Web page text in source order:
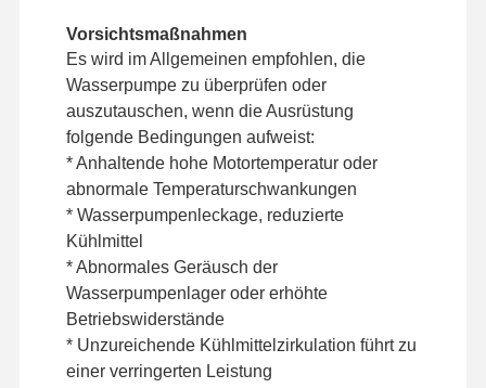
Fälle
Perkins Engine
Yanmar-Motor
Kubota-Motor
Isuzu-Motor
Cummins Motor
Vorsichtsmaßnahmen
Es wird im Allgemeinen empfohlen, die
Wasserpumpe zu überprüfen oder
auszutauschen, wenn die Ausrüstung
folgende Bedingungen aufweist:
* Anhaltende hohe Motortemperatur oder
abnormale Temperaturschwankungen
* Wasserpumpenleckage, reduzierte
Kühlmittel
* Abnormales Geräusch der
Wasserpumpenlager oder erhöhte
Betriebswiderstände
* Unzureichende Kühlmittelzirkulation führt zu
einer verringerten Leistung